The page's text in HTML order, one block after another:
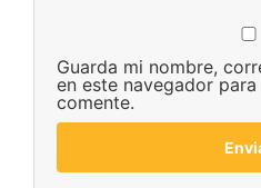
Guarda mi nombre,
en este navegador
comente.